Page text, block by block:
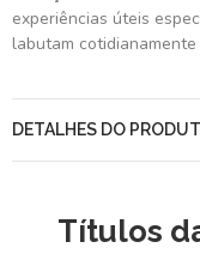
experiências úteis
labutam
DETALHES DO
Títulos